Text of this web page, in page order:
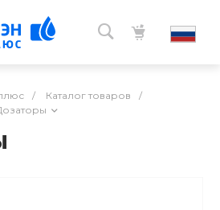
/ Каталог товаров
/